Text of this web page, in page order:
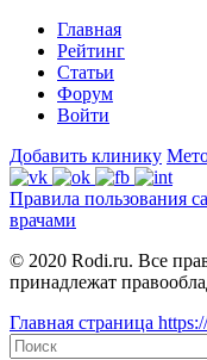
Главная
Рейтинг
Статьи
Форум
Войти
Добавить клинику
Правила пользования
врачами
© 2020 Rodi.ru. Все
принадлежат
Главная страница